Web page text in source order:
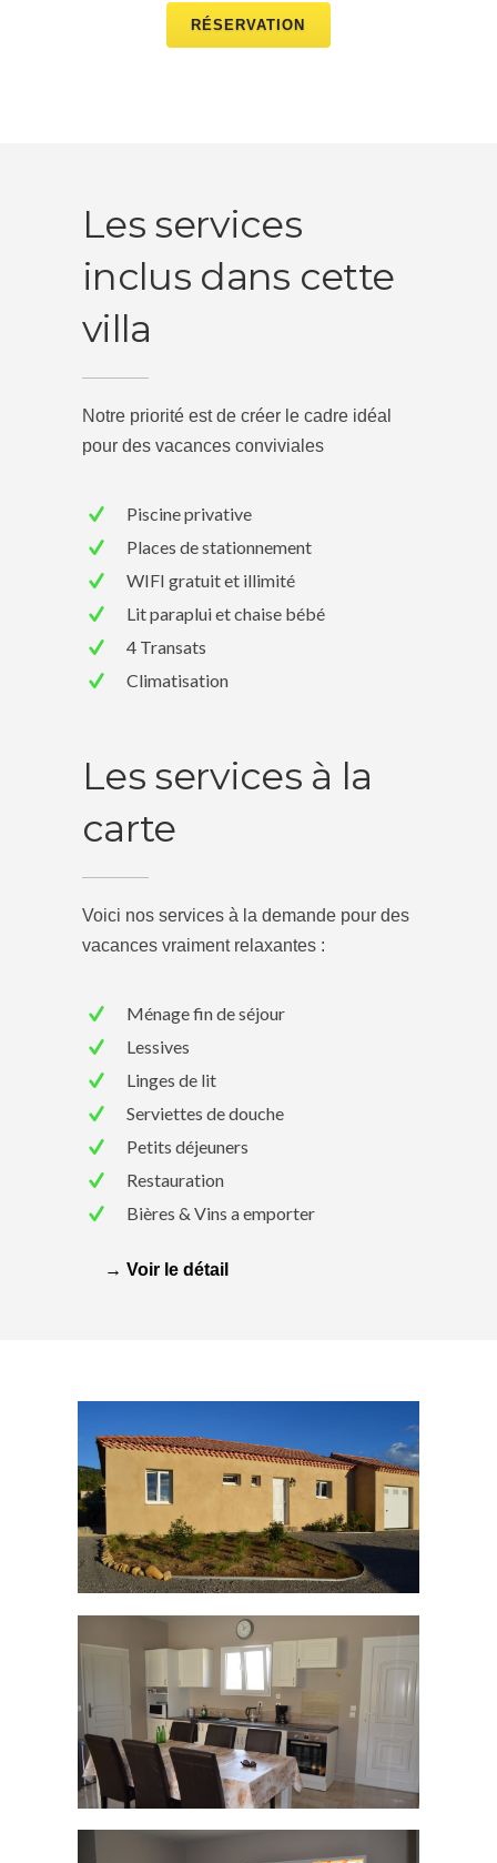
RÉSERVATION
Les services
inclus dans cette
villa
Notre priorité est de créer le cadre idéal
pour des vacances conviviales
Piscine privative
Places de stationnement
WIFI gratuit et illimité
Lit paraplui et chaise bébé
4 Transats
Climatisation
Les services à la
carte
Voici nos services à la demande pour des
vacances vraiment relaxantes :
Ménage fin de séjour
Lessives
Linges de lit
Serviettes de douche
Petits déjeuners
Restauration
Bières & Vins a emporter
→ Voir le détail